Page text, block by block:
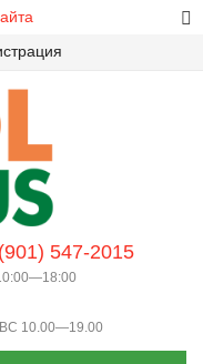
547-2015
10.00—19.00